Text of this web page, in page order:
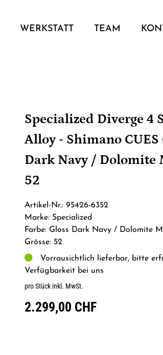
WERKSTATT TEAM
Specialized Diverge 4
Alloy - Shimano CUES
Dark Navy / Dolomite
52
Artikel-Nr.: 95426-6352
Marke: Specialized
Farbe: Gloss Dark Navy / Dolomite
Grösse: 52
Vorrausichtlich lieferbar, bitte
Verfügbarkeit bei uns
pro Stück inkl. MwSt.
2.299,00 CHF